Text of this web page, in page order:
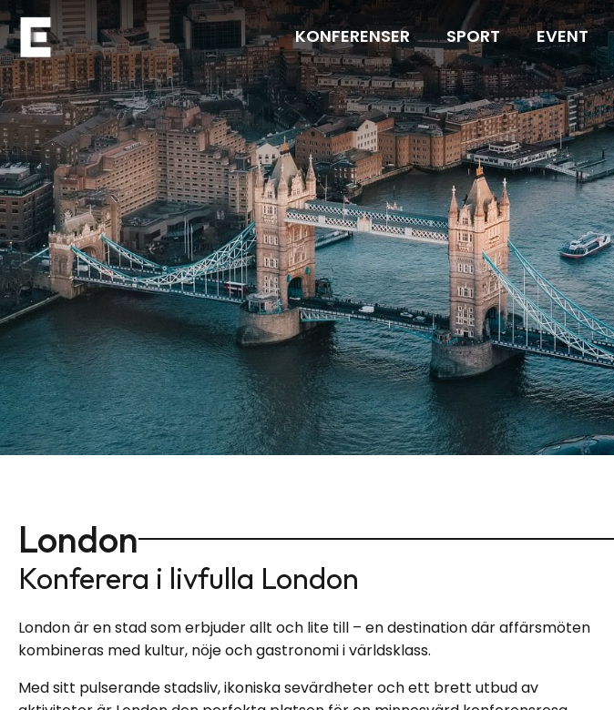
Navigera till startsidan KONFERENSER SPORT EVENT
London
Konferera i livfulla London
London är en stad som erbjuder allt och lite till – en destination där affärsmöten
kombineras med kultur, nöje och gastronomi i världsklass.
Med sitt pulserande stadsliv, ikoniska sevärdheter och ett brett utbud av